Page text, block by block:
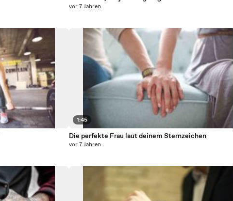
vor 7 Jahren
1:45
Die perfekte Frau laut deinem Sternzeichen
vor 7 Jahren